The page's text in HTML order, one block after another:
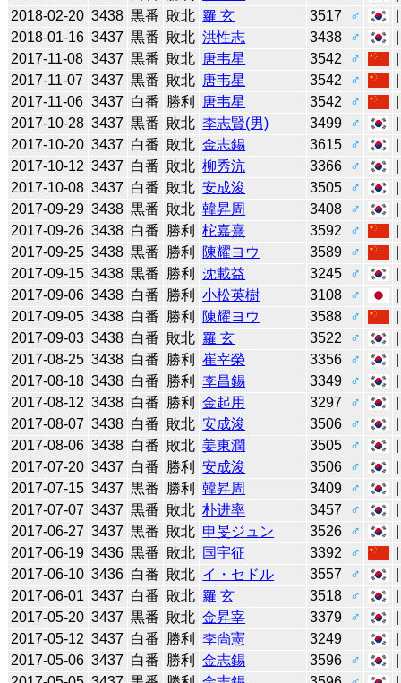
2018-02-20 3438 黒番 敗北 羅 玄 3517 ♂
2018-01-16 3437 黒番 敗北 洪性志 3438 ♂
2017-11-08 3437 黒番 敗北 唐韦星 3542 ♂
2017-11-07 3437 黒番 敗北 唐韦星 3542 ♂
2017-11-06 3437 白番 勝利 唐韦星 3542 ♂
2017-10-28 3437 黒番 敗北 李志賢(男) 3499 ♂
2017-10-20 3437 白番 敗北 金志錫 3615 ♂
2017-10-12 3437 白番 敗北 柳秀沆 3366 ♂
2017-10-08 3437 白番 敗北 安成浚 3505 ♂
2017-09-29 3438 黒番 敗北 韓昇周 3408 ♂
2017-09-26 3438 白番 勝利 柁嘉熹 3592 ♂
2017-09-25 3438 黒番 勝利 陳耀ヨウ 3589 ♂
2017-09-15 3438 黒番 勝利 沈載益 3245 ♂
2017-09-06 3438 白番 勝利 小松英樹 3108 ♂
2017-09-05 3438 白番 勝利 陳耀ヨウ 3588 ♂
2017-09-03 3438 白番 敗北 羅 玄 3522 ♂
2017-08-25 3438 白番 勝利 崔宰榮 3356 ♂
2017-08-18 3438 白番 勝利 李昌錫 3349 ♂
2017-08-12 3438 白番 勝利 金起用 3297 ♂
2017-08-07 3438 白番 敗北 安成浚 3506 ♂
2017-08-06 3438 白番 敗北 姜東潤 3505 ♂
2017-07-20 3437 白番 勝利 安成浚 3506 ♂
2017-07-15 3437 黒番 勝利 韓昇周 3409 ♂
2017-07-07 3437 黒番 敗北 朴进率 3457 ♂
2017-06-27 3437 黒番 敗北 申旻ジュン 3526 ♂
2017-06-19 3436 黒番 敗北 国宇征 3392 ♂
2017-06-10 3436 白番 敗北 イ・セドル 3557 ♂
2017-06-01 3437 白番 敗北 羅 玄 3518 ♂
2017-05-20 3437 黒番 敗北 金昇宰 3379 ♂
2017-05-12 3437 白番 勝利 李尙憲 3249
2017-05-06 3437 白番 勝利 金志錫 3596 ♂